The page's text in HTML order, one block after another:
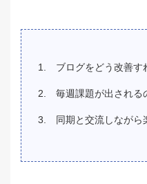
ブログをどう改善す
毎週課題が出される
同期と交流しながら